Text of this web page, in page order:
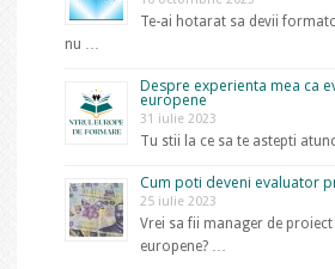
Te-ai hotarat sa devii
nu …
Despre experienta mea ca
europene
31 iulie 2023
Tu stii la ce sa te astepti
Cum poti deveni evaluator
25 iulie 2023
Vrei sa fii manager de
europene? …